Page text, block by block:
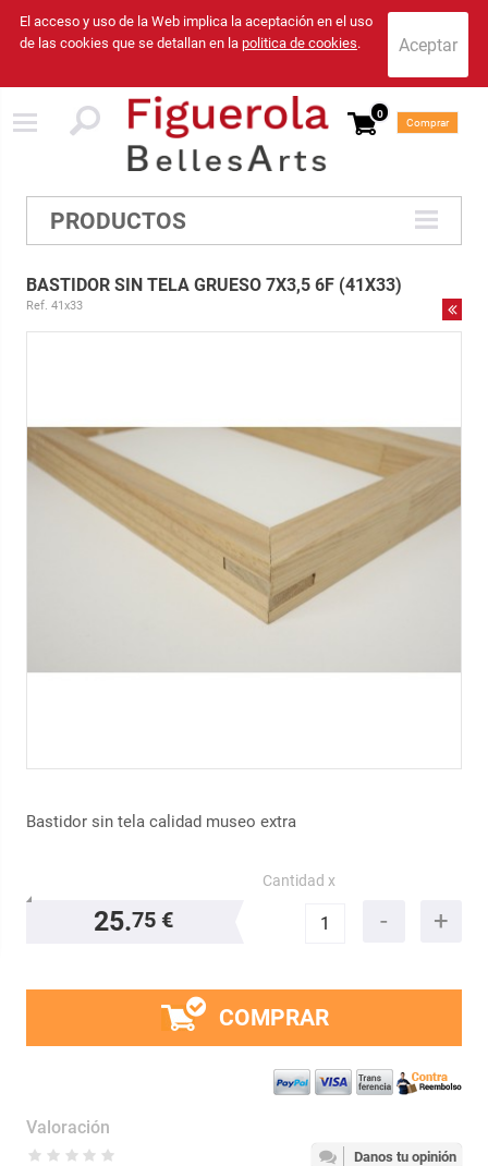
El acceso y uso de la Web implica la aceptación en el uso
de las cookies que se detallan en la politica de cookies.
0
Comprar
PRODUCTOS
BASTIDOR SIN TELA GRUESO 7X3,5 6F (41X33)
Ref. 41x33
Bastidor sin tela calidad museo extra
25.75 €
Cantidad x
COMPRAR
Danos tu opinión
Valoración